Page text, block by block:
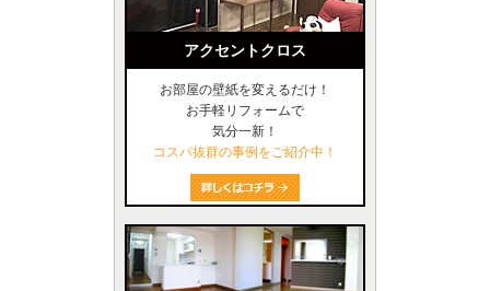
アクセントクロス
お部屋の壁紙を変えるだけ！
お手軽リフォームで
気分一新！
コスパ抜群の事例をご紹介中！